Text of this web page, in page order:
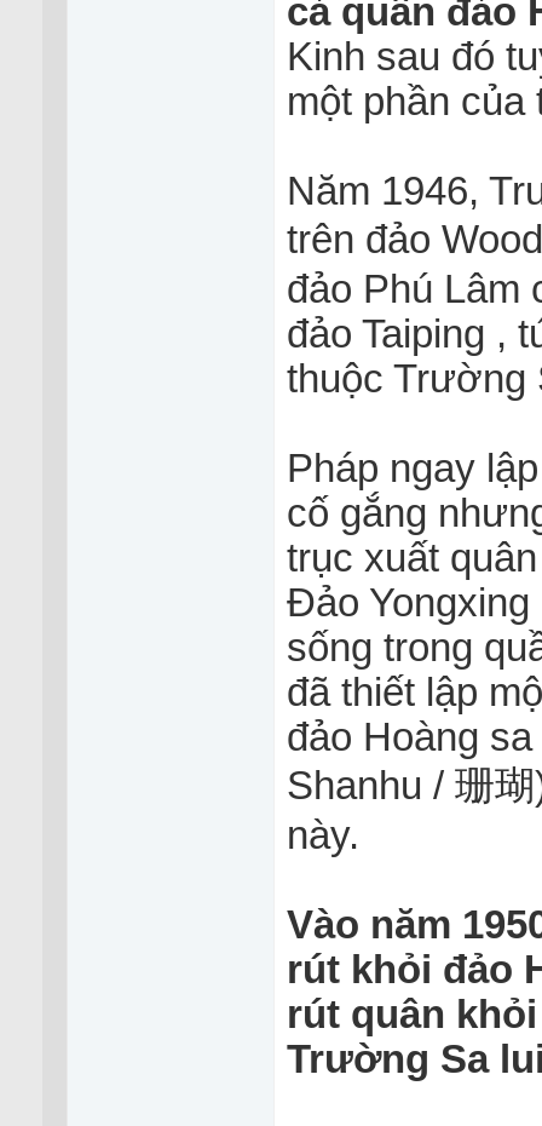
cả quần đảo
Kinh sau đó
một phần
Năm 1946,
trên đảo
đảo Phú Lâm
đảo Taiping ,
thuộc Trường
Pháp ngay
cố gắng
trục xuất
Đảo Yongxing
sống trong
đã thiết lập
đảo Hoàng
Shanhu / 珊
này.
Vào năm
rút khỏi đảo
rút quân
Trường Sa